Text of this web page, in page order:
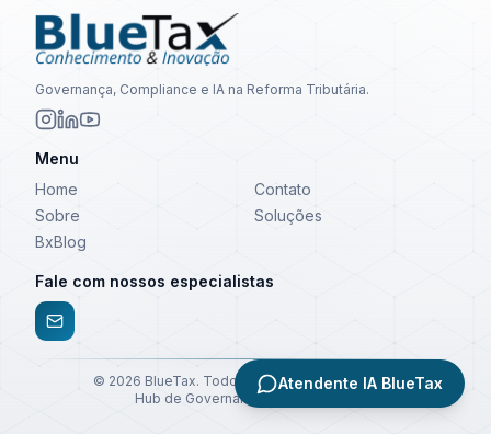
Governança, Compliance e IA na Reforma Tributária.
Menu
Home
Contato
Sobre
Soluções
BxBlog
Fale com nossos especialistas
© 2026 BlueTax. Todos os direitos reservados.
Hub de Governança e Compliance
Atendente IA BlueTax